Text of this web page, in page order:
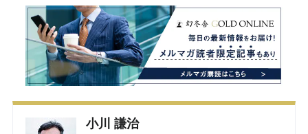
小川 謙治